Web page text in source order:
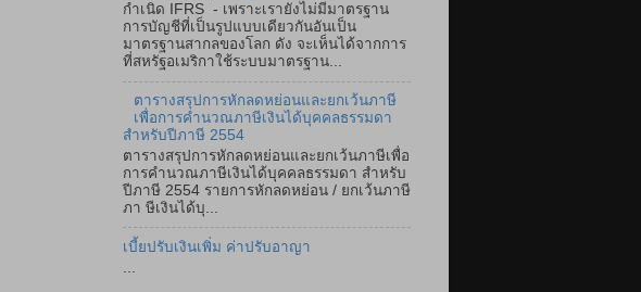
กำเนิด IFRS - เพราะเรายังไม่มีมาตรฐาน
การบัญชีที่เป็นรูปแบบเดียวกันอันเป็น
มาตรฐานสากลของโลก ดัง จะเห็นได้จากการ
ที่สหรัฐอเมริกาใช้ระบบมาตรฐาน...
ตารางสรุปการหักลดหย่อนและยกเว้นภาษี
เพื่อการคำนวณภาษีเงินได้บุคคลธรรมดา
สำหรับปีภาษี 2554
ตารางสรุปการหักลดหย่อนและยกเว้นภาษีเพื่อ
การคำนวณภาษีเงินได้บุคคลธรรมดา สำหรับ
ปีภาษี 2554 รายการหักลดหย่อน / ยกเว้นภาษี
ภา ษีเงินได้บุ...
เบี้ยปรับเงินเพิ่ม ค่าปรับอาญา